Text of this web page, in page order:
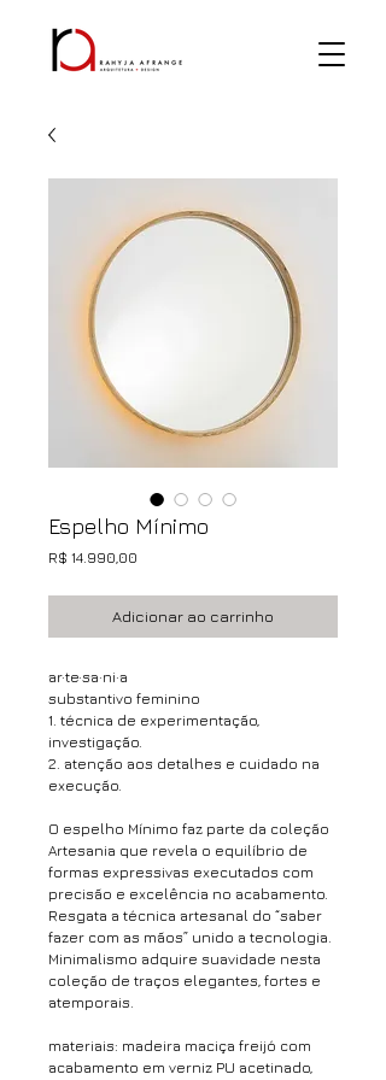
Espelho Mínimo
R$ 14.990,00
Adicionar ao carrinho
ar·te·sa·ni·a
substantivo feminino
1. técnica de experimentação,
investigação.
2. atenção aos detalhes e cuidado na
execução.
O espelho Mínimo faz parte da coleção
Artesania que revela o equilíbrio de
formas expressivas executados com
precisão e excelência no acabamento.
Resgata a técnica artesanal do “saber
fazer com as mãos” unido a tecnologia.
Minimalismo adquire suavidade nesta
coleção de traços elegantes, fortes e
atemporais.
materiais: madeira maciça freijó com
acabamento em verniz PU acetinado,